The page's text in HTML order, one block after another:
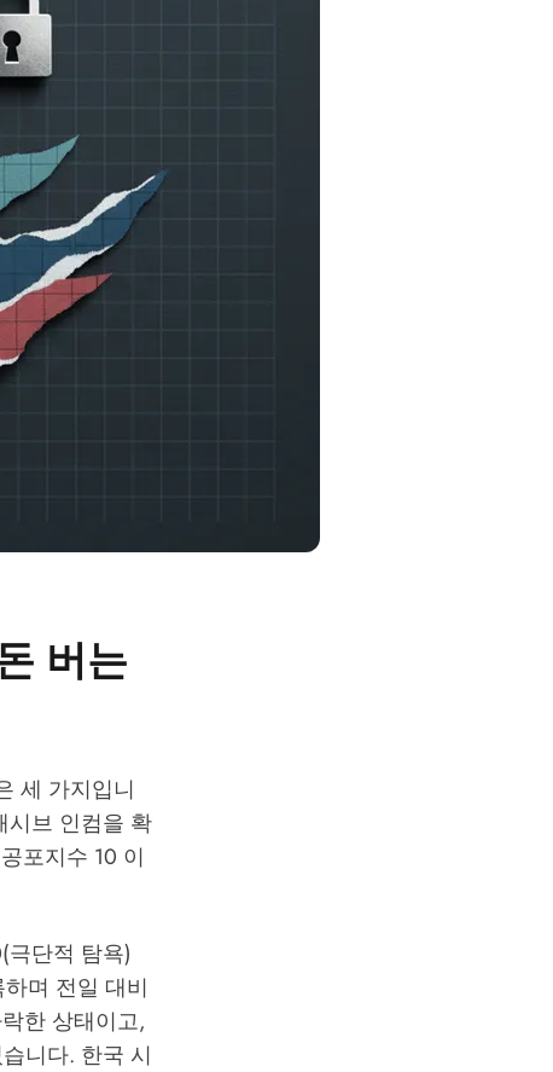
버는
세 가지입니
시브 인컴을 확
포지수 10 이
단적 탐욕)
며 전일 대비
한 상태이고,
니다. 한국 시